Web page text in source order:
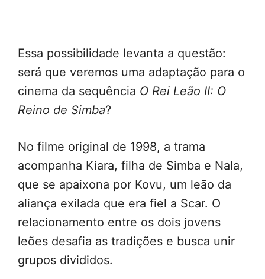
Essa possibilidade levanta a questão:
será que veremos uma adaptação para o
cinema da sequência O Rei Leão II: O
Reino de Simba?
No filme original de 1998, a trama
acompanha Kiara, filha de Simba e Nala,
que se apaixona por Kovu, um leão da
aliança exilada que era fiel a Scar. O
relacionamento entre os dois jovens
leões desafia as tradições e busca unir
grupos divididos.